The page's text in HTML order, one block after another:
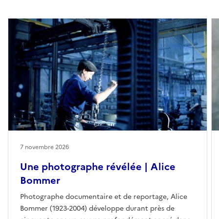
tensions entre absence et présence, mémoire et disparition,
fête et effondrement.
Cet « atlas d’un pays imaginé » tente ainsi de cartographier
une géographie intérieure : celle des territoires que l’on
continue à porter en soi lorsque vivre loin de sa terre
devient une condition permanente.
Oleñka Carrasco & La Chica
Le Prix Swiss Life à 4 mains, décerné par la Fondation Swiss
Life, est l’unique prix photographie et musique en France.
Destiné à révéler ou valoriser des talents, ce prix artistique
et originale d’un·e photographe et d’un·e compositeur·rice.
Les artistes remercient leur partenaire Pro Image Service.
Une photographe révélée | Alice
Bommer
Photographe documentaire et de reportage, Alice
Bommer (1923-2004) développe durant près de
7 novembre 2026